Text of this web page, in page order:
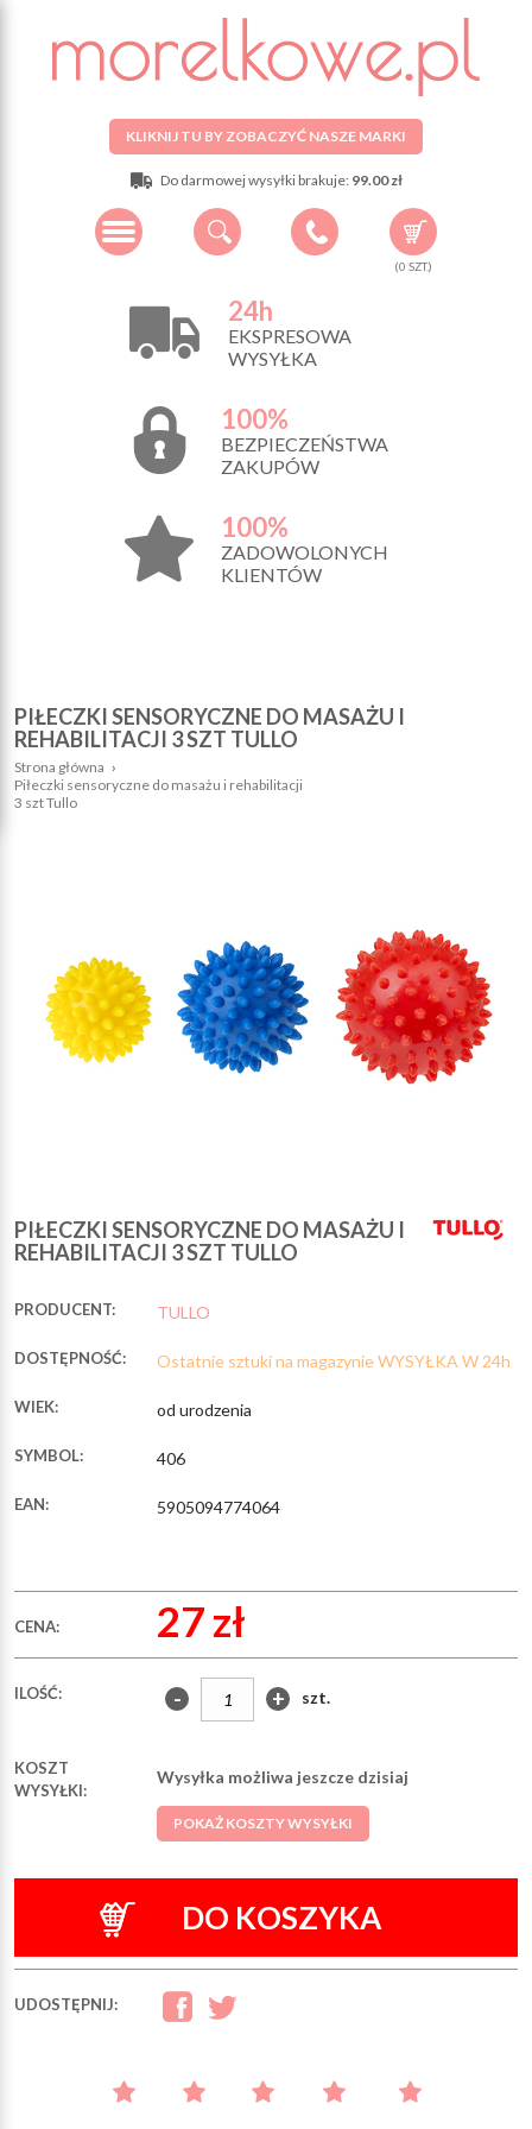
KLIKNIJ TU BY ZOBACZYĆ NASZE MARKI
Do darmowej wysyłki brakuje: 99.00 zł
(0 SZT.)
24h
EKSPRESOWA
WYSYŁKA
100%
BEZPIECZEŃSTWA
ZAKUPÓW
100%
ZADOWOLONYCH
KLIENTÓW
PIŁECZKI SENSORYCZNE DO MASAŻU I
REHABILITACJI 3 SZT TULLO
Strona główna ›
Piłeczki sensoryczne do masażu i rehabilitacji
3 szt Tullo
PIŁECZKI SENSORYCZNE DO MASAŻU I
REHABILITACJI 3 SZT TULLO
PRODUCENT: TULLO
DOSTĘPNOŚĆ: Ostatnie sztuki na magazynie WYSYŁKA W 24h
WIEK: od urodzenia
SYMBOL: 406
EAN: 5905094774064
CENA: 27 zł
ILOŚĆ: - + szt.
KOSZT
WYSYŁKI:
Wysyłka możliwa jeszcze dzisiaj
POKAŻ KOSZTY WYSYŁKI
DO KOSZYKA
UDOSTĘPNIJ: